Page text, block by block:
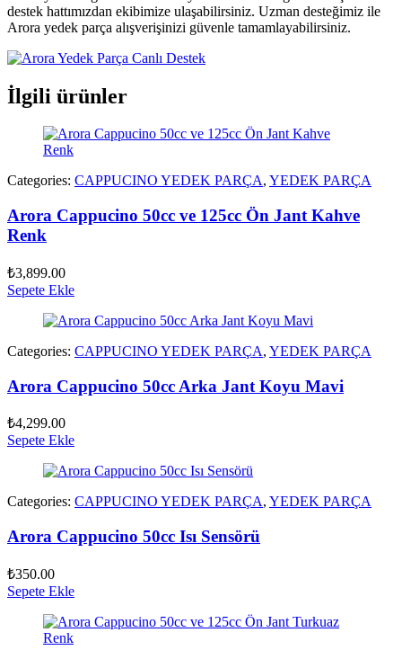
destek hattımızdan ekibimize ulaşabilirsiniz. Uzman desteğimiz ile
Arora yedek parça alışverişinizi güvenle tamamlayabilirsiniz.
İlgili ürünler
Categories: CAPPUCINO YEDEK PARÇA, YEDEK PARÇA
Arora Cappucino 50cc ve 125cc Ön Jant Kahve
Renk
₺3,899.00
Sepete Ekle
Categories: CAPPUCINO YEDEK PARÇA, YEDEK PARÇA
Arora Cappucino 50cc Arka Jant Koyu Mavi
₺4,299.00
Sepete Ekle
Categories: CAPPUCINO YEDEK PARÇA, YEDEK PARÇA
Arora Cappucino 50cc Isı Sensörü
₺350.00
Sepete Ekle